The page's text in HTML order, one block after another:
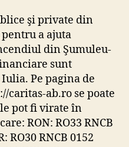
şi private din
a ajuta
din Şumuleu-
sunt
Pe pagina de
caritas-ab.ro se poate
pot fi virate în
RON: RO33 RNCB
RO30 RNCB 0152